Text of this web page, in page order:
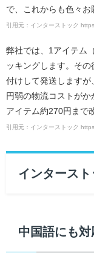
で、これからも色々お
引用元：インターストック
弊社では、1アイテム
ッキングします。そ
付けして発送します
円弱の物流コストが
アイテム約270円まで
引用元：インターストック
インタース
中国語にも